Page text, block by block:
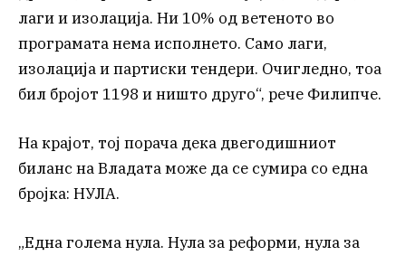
лаги и изолација. Ни 10% од ветеното во
програмата нема исполнето. Само лаги,
изолација и партиски тендери. Очигледно, тоа
бил бројот 1198 и ништо друго“, рече Филипче.
На крајот, тој порача дека двегодишниот
биланс на Владата може да се сумира со една
бројка: НУЛА.
„Една голема нула. Нула за реформи, нула за